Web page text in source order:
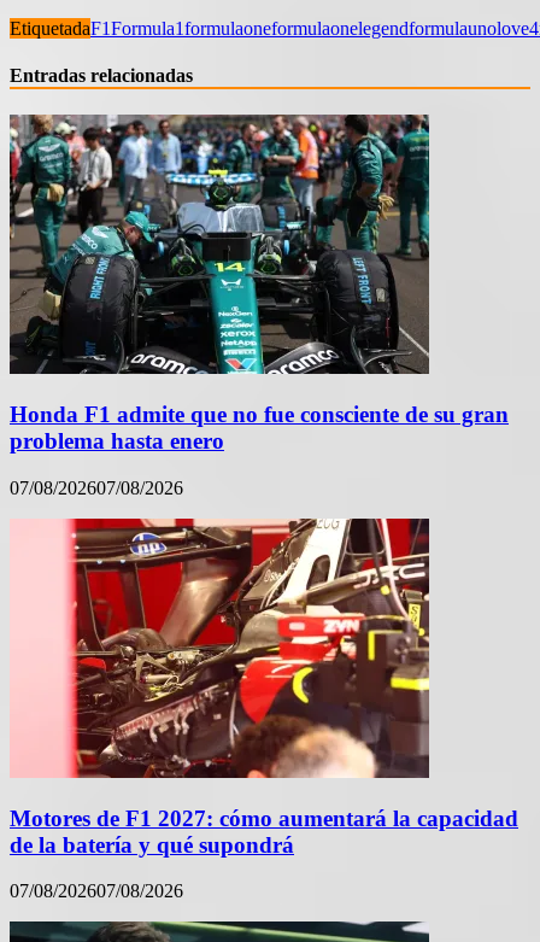
EtiquetadaF1Formula1formulaoneformulaonelegendformulauno
Entradas relacionadas
Honda F1 admite que no fue consciente de su gran
problema hasta enero
07/08/202607/08/2026
Motores de F1 2027: cómo aumentará la capacidad
de la batería y qué supondrá
07/08/202607/08/2026